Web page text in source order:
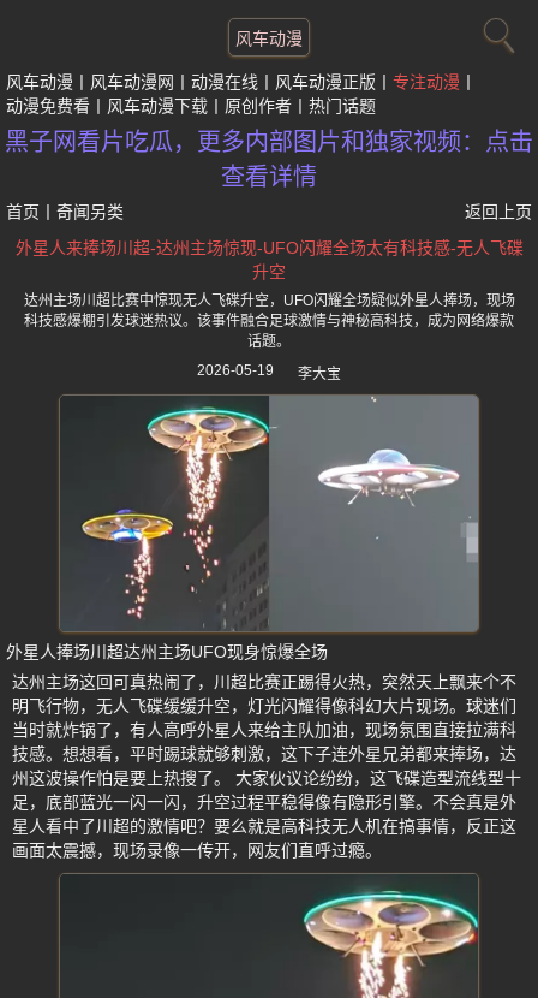
风车动漫
风车动漫 风车动漫网 动漫在线 风车动漫正版
专注动漫
动漫免费看
风车动漫下载 原创作者 热门话题
黑子网看片吃瓜，更多内部图片和独家视频：点击
查看详情
首页 奇闻另类
返回上页
外星人来捧场川超-达州主场惊现-UFO闪耀全场太有科技感-无人飞碟
升空
达州主场川超比赛中惊现无人飞碟升空，UFO闪耀全场疑似外星人捧场，现场
科技感爆棚引发球迷热议。该事件融合足球激情与神秘高科技，成为网络爆款
话题。
2026-05-19
李大宝
外星人捧场川超达州主场UFO现身惊爆全场
达州主场这回可真热闹了，川超比赛正踢得火热，突然天上飘来个不
明飞行物，无人飞碟缓缓升空，灯光闪耀得像科幻大片现场。球迷们
当时就炸锅了，有人高呼外星人来给主队加油，现场氛围直接拉满科
技感。想想看，平时踢球就够刺激，这下子连外星兄弟都来捧场，达
州这波操作怕是要上热搜了。 大家伙议论纷纷，这飞碟造型流线型十
足，底部蓝光一闪一闪，升空过程平稳得像有隐形引擎。不会真是外
星人看中了川超的激情吧？要么就是高科技无人机在搞事情，反正这
画面太震撼，现场录像一传开，网友们直呼过瘾。